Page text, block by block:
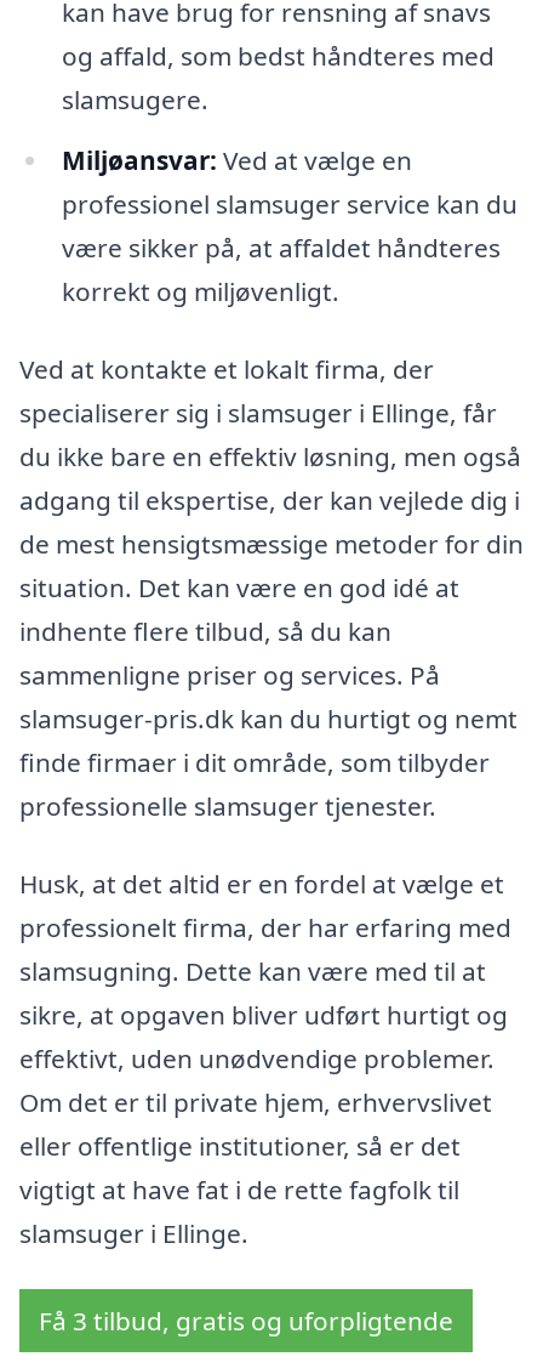
kan have brug for rensning af snavs
og affald, som bedst håndteres med
slamsugere.
Miljøansvar: Ved at vælge en
professionel slamsuger service kan du
være sikker på, at affaldet håndteres
korrekt og miljøvenligt.
Ved at kontakte et lokalt firma, der
specialiserer sig i slamsuger i Ellinge, får
du ikke bare en effektiv løsning, men også
adgang til ekspertise, der kan vejlede dig i
de mest hensigtsmæssige metoder for din
situation. Det kan være en god idé at
indhente flere tilbud, så du kan
sammenligne priser og services. På
slamsuger-pris.dk kan du hurtigt og nemt
finde firmaer i dit område, som tilbyder
professionelle slamsuger tjenester.
Husk, at det altid er en fordel at vælge et
professionelt firma, der har erfaring med
slamsugning. Dette kan være med til at
sikre, at opgaven bliver udført hurtigt og
effektivt, uden unødvendige problemer.
Om det er til private hjem, erhvervslivet
eller offentlige institutioner, så er det
vigtigt at have fat i de rette fagfolk til
slamsuger i Ellinge.
Få 3 tilbud, gratis og uforpligtende